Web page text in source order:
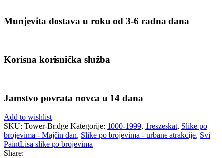
Munjevita dostava u roku od 3-6 radna dana
Korisna korisnička služba
Jamstvo povrata novca u 14 dana
Add to wishlist
SKU: Tower-Bridge Kategorije: 1000-1999, 1reszeskat, Slike po
brojevima - Majčin dan, Slike po brojevima - urbane atrakcije, Svi
PaintLisa slike po brojevima
Share: